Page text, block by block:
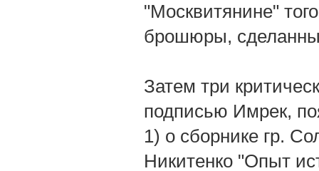
"Москвитянине"
брошюры,
Затем три
подписью Имрек,
1) о сборнике гр.
Никитенко "Опыт